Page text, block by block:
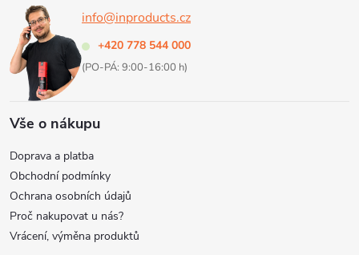
v
k
y
ý
p
i
info@inproducts.cz
+420 778 544 000
(PO-PÁ: 9:00-16:00 h)
Vše o nákupu
Doprava a platba
Obchodní podmínky
Ochrana osobních údajů
Proč nakupovat u nás?
Vrácení, výměna produktů